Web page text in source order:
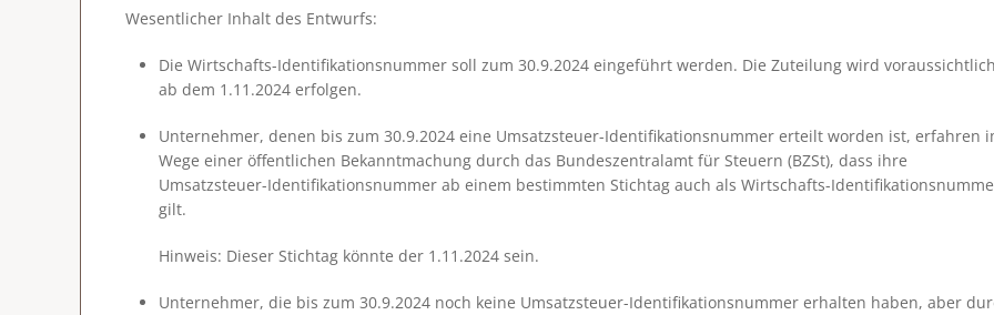
Wesentlicher Inhalt des Entwurfs:
Die Wirtschafts-Identifikationsnummer soll zum 30.9.2024 eingeführt werden. Die Zuteilung wird
ab dem 1.11.2024 erfolgen.
Unternehmer, denen bis zum 30.9.2024 eine Umsatzsteuer-Identifikationsnummer erteilt worden ist, erfahren
Wege einer öffentlichen Bekanntmachung durch das Bundeszentralamt für Steuern (BZSt), dass ihre
Umsatzsteuer-Identifikationsnummer ab einem bestimmten Stichtag auch als Wirtschafts-
gilt.
Hinweis: Dieser Stichtag könnte der 1.11.2024 sein.
Unternehmer, die bis zum 30.9.2024 noch keine Umsatzsteuer-Identifikationsnummer erhalten haben, aber